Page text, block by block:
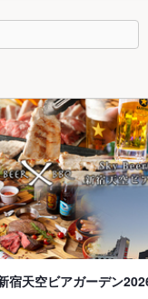
宿天空ビアガーデン